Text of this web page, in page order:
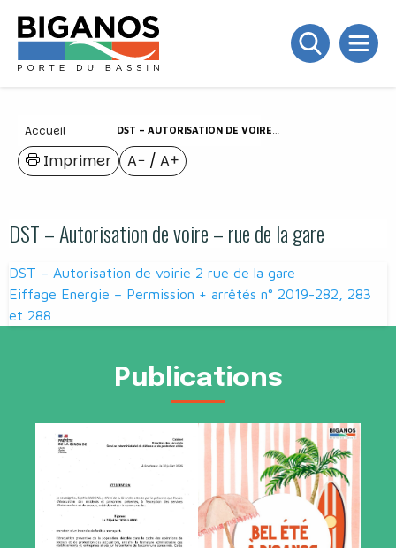
Accueil DST – AUTORISATION DE VOIRE – RUE DE LA GARE
A− / A+
Imprimer
DST – Autorisation de voire – rue de la gare
Navigation
de
l’article
DST – Autorisation de voirie 2 rue de la gare
Eiffage Energie – Permission + arrêtés n° 2019-282, 283
et 288
Publications